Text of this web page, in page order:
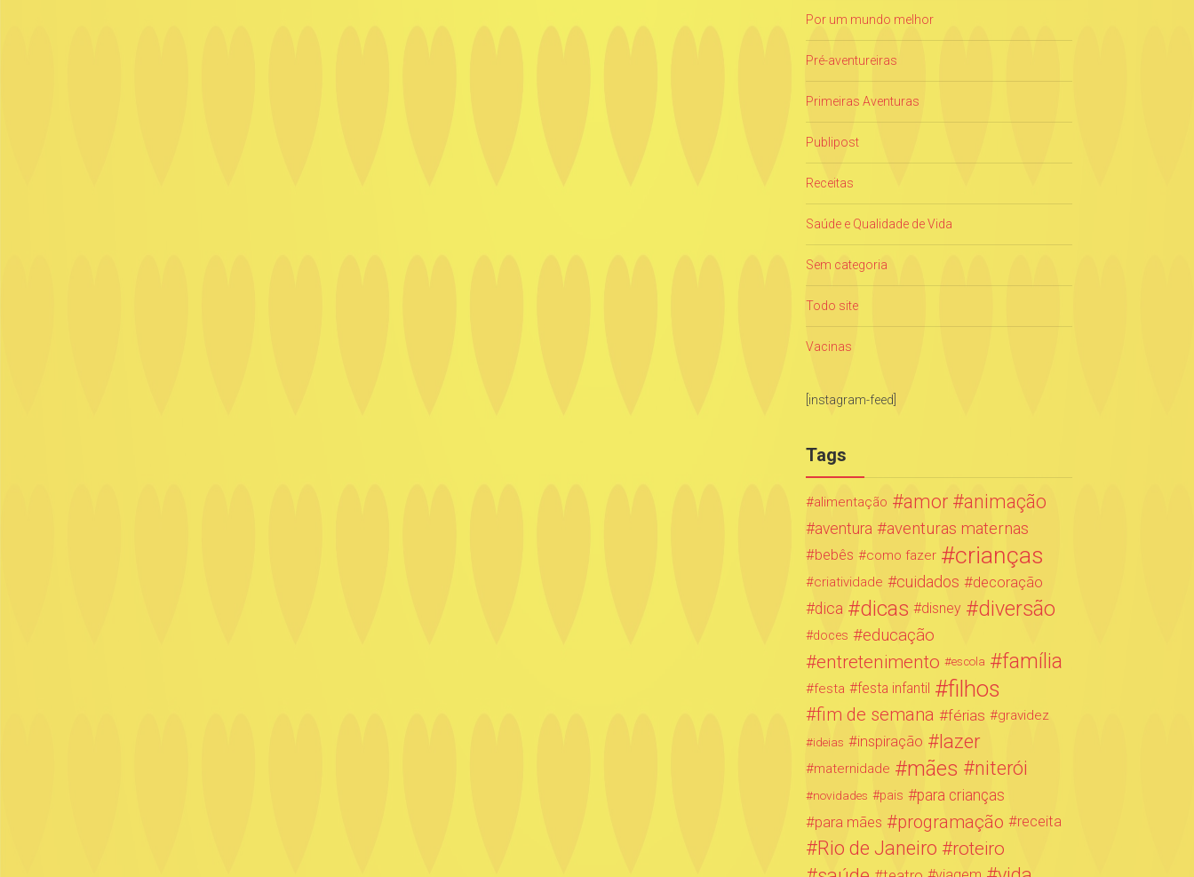
Por um mundo melhor
Pré-aventureiras
Primeiras Aventuras
Publipost
Receitas
Saúde e Qualidade de Vida
Sem categoria
Todo site
Vacinas
[instagram-feed]
Tags
alimentação amor animação
aventura aventuras maternas
bebês como fazer crianças
criatividade cuidados
decoração
dica
dicas disney diversão
doces educação
entretenimento escola família
festa festa infantil filhos
fim de semana férias gravidez
ideias inspiração lazer
maternidade mães niterói
novidades pais
para crianças
para mães
programação receita
Rio de Janeiro roteiro